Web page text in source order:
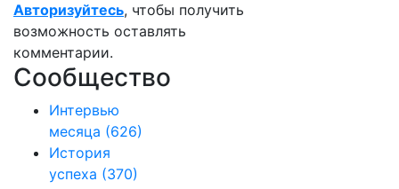
Авторизуйтесь, чтобы получить
возможность оставлять
комментарии.
Сообщество
Интервью
месяца (626)
История
успеха (370)